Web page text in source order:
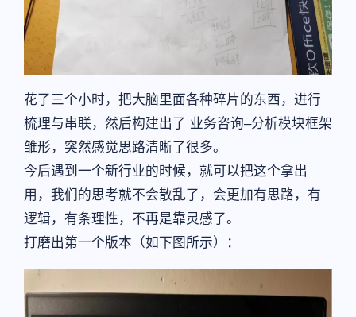
花了三个小时，把大脑里面各种碎片的东西，进行
梳理与串联，然后构建出了 业务咨询–分析模块框架
雏形，突然感觉思路清晰了很多。
今后遇到一个新行业的时候，就可以把这个拿出
用，我们的思考就不会散乱了，会更加有思路，有
逻辑，有条理性，不再是靠灵感了。
打磨出第一个版本（如下图所示）：